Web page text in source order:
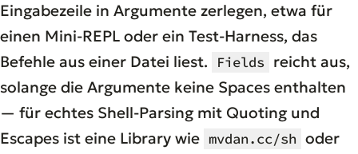
Eingabezeile in Argumente zerlegen, etwa für
einen Mini-REPL oder ein Test-Harness, das
Befehle aus einer Datei liest.
Fields reicht aus,
solange die Argumente keine Spaces enthalten
— für echtes Shell-Parsing mit Quoting und
Escapes ist eine Library wie mvdan.cc/sh oder